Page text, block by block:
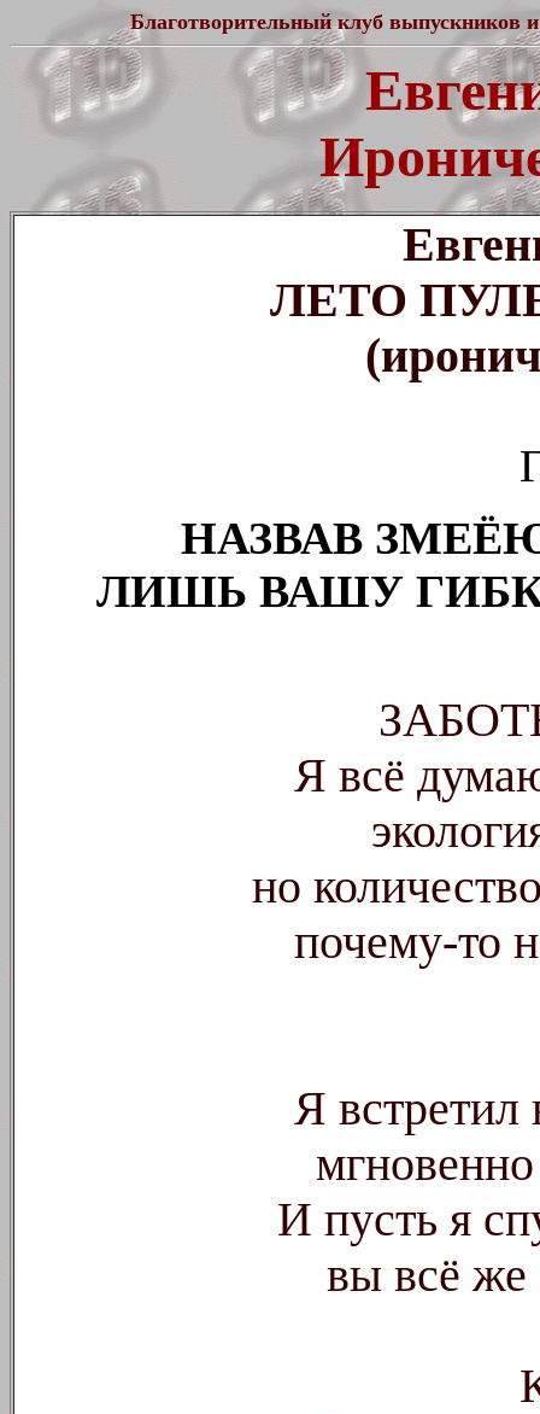
Благотворительный клуб
ЛЕТО
НАЗВАВ
ЛИШЬ ВАШУ
Я всё
но
почему-то
Я встретил
И пусть я
вы всё же